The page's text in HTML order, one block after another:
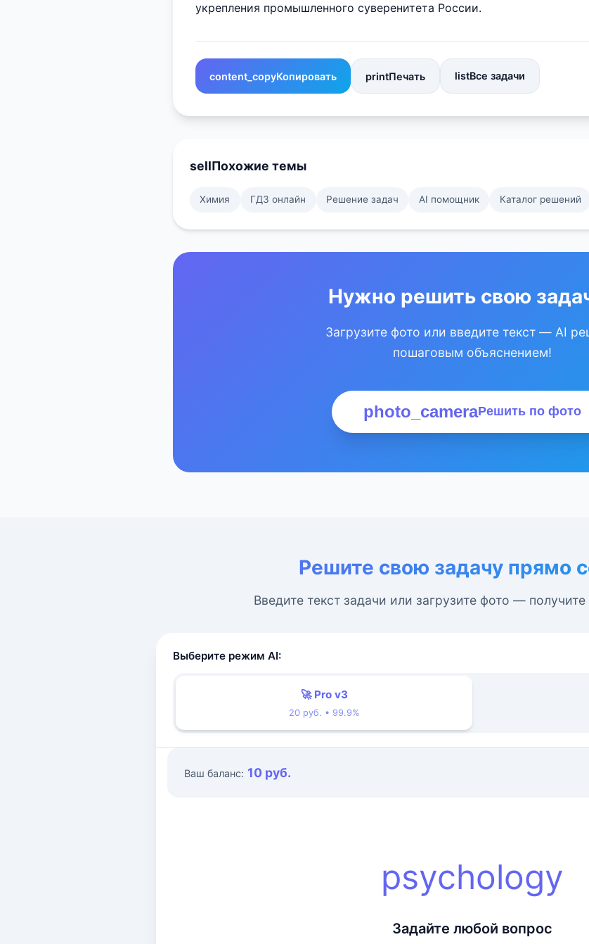
укрепления промышленного суверенитета России.
content_copyКопировать printПечать listВсе задачи
sellПохожие темы
Химия ГДЗ онлайн Решение задач AI помощник Каталог решений
Нужно решить свою
Загрузите фото или введите текст — AI
пошаговым объяснением!
photo_cameraРешить по фото
Решите свою задачу прямо
Введите текст задачи или загрузите фото —
Выберите режим AI:
🚀 Pro v3
20 руб. • 99.9%
Ваш баланс: 10 руб.
psychology
Задайте любой вопрос